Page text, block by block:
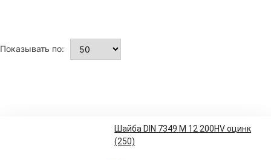
Показывать по:
Шайба DIN 7349 M 12 200HV оцинк
(250)